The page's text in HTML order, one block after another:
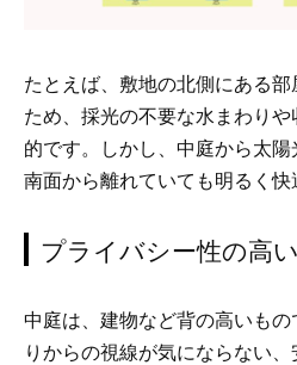
たとえば、敷地の北側にある
ため、採光の不要な水まわり
的です。しかし、中庭から太陽
南面から離れていても明るく快
プライバシー性の高
中庭は、建物など背の高いも
りからの視線が気にならない